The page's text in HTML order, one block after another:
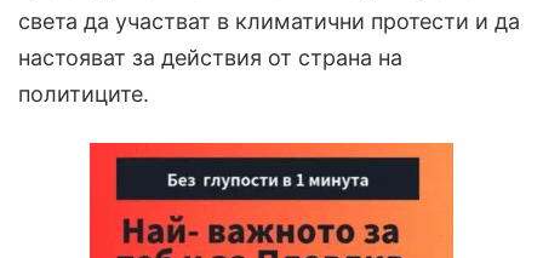
света да участват в климатични протести и да
настояват за действия от страна на
политиците.